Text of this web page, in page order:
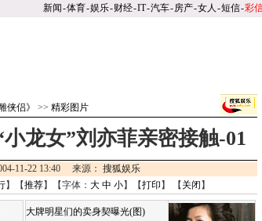
新闻-体育-娱乐-财经-IT-汽车-房产-女人 -短信-彩
侠侣》 >> 精彩图片
龙女”刘亦菲亲密接触-01
11-22 13:40 来源： 搜狐娱乐
】【推荐】【字体： 大 中 小】【打印 】 【 关闭 】
大牌明星们的卖身契曝光(图)